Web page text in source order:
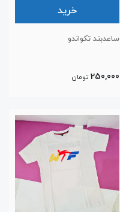
خرید
ساعدبند تکواندو
250,000 تومان